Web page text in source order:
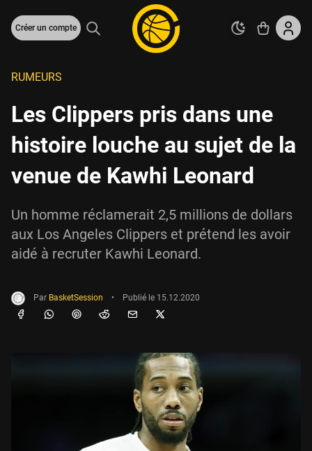
Créer un compte
RUMEURS
Les Clippers pris dans une
histoire louche au sujet de la
venue de Kawhi Leonard
Un homme réclamerait 2,5 millions de dollars
aux Los Angeles Clippers et prétend les avoir
aidé à recruter Kawhi Leonard.
Par BasketSession • Publié le 15.12.2020